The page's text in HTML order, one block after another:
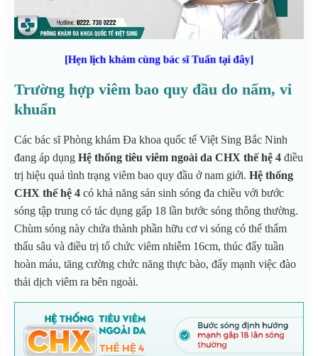
[Hẹn lịch khám cùng bác sĩ Tuấn tại đây]
Trường hợp viêm bao quy đầu do nấm, vi
khuẩn
Các bác sĩ Phòng khám Đa khoa quốc tế Việt Sing Bắc Ninh
đang áp dụng Hệ thống tiêu viêm ngoài da CHX thế hệ 4 điều
trị hiệu quả tình trạng viêm bao quy đầu ở nam giới. Hệ thống
CHX thế hệ 4 có khả năng sản sinh sóng đa chiều với bước
sóng tập trung có tác dụng gấp 18 lần bước sóng thông thường.
Chùm sóng này chứa thành phần hữu cơ vi sóng có thể thẩm
thấu sâu và điều trị tổ chức viêm nhiễm 16cm, thúc đẩy tuần
hoàn máu, tăng cường chức năng thực bào, đẩy mạnh việc đào
thải dịch viêm ra bên ngoài.